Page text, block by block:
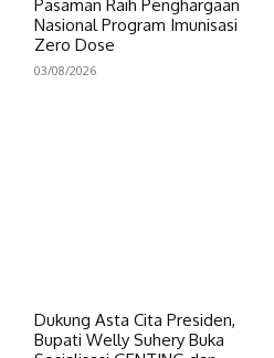
Pasaman Raih Penghargaan
Nasional Program Imunisasi
Zero Dose
03/08/2026
Dukung Asta Cita Presiden,
Bupati Welly Suhery Buka